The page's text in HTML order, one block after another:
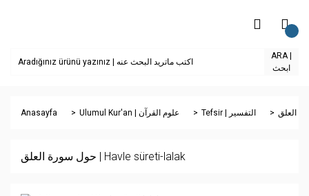
ARA |
ابحث
Anasayfa Ulumul Kur'an | علوم القرآن Tefsir | التفسير
حول سورة العلق | Havle süreti-lalak